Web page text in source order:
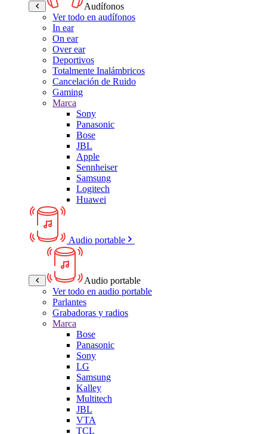
Audífonos
Ver todo en audífonos
In ear
On ear
Over ear
Deportivos
Totalmente Inalámbricos
Cancelación de Ruido
Gaming
Marca
Sony
Panasonic
Bose
JBL
Apple
Sennheiser
Samsung
Logitech
Huawei
Audio portable
Audio portable
Ver todo en audio portable
Parlantes
Grabadoras y radios
Marca
Bose
Panasonic
Sony
LG
Samsung
Kalley
Multitech
JBL
VTA
TCL